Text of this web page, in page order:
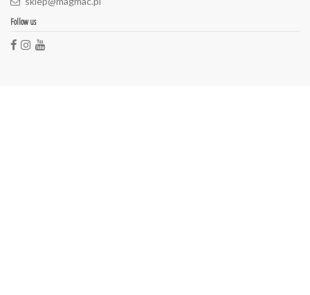
Follow us